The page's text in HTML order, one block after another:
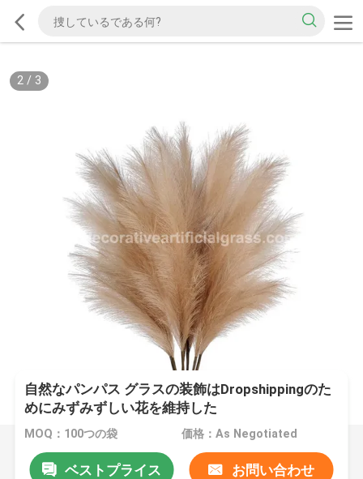
2/ 3
自然なパンパス グラスの装飾はDropshippingのた
めにみずみずしい花を維持した
MOQ：100つの袋 価格：As Negotiated
ベストプライス お問い合わせ